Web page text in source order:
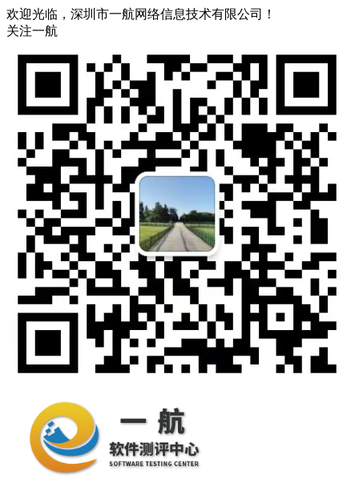
欢迎光临，深圳市一航网络信息技术有限公司！
关注一航